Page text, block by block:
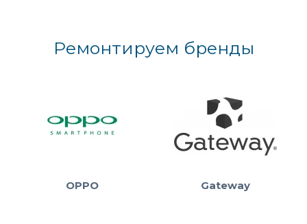
Ремонтируем бренды
OPPO Gateway